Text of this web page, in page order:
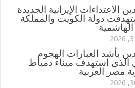
الاعتداءات الإيرانية الجديدة
دولة الكويت والمملكة
الهاشمية
بأشد العبارات الهجوم
الذي استهدف ميناء دمياط
مصر العربية